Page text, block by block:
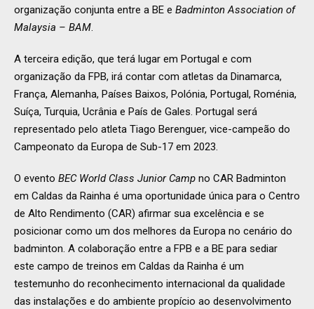
organização conjunta entre a BE e Badminton Association of
Malaysia – BAM.
A terceira edição, que terá lugar em Portugal e com
organização da FPB, irá contar com atletas da Dinamarca,
França, Alemanha, Países Baixos, Polónia, Portugal, Roménia,
Suíça, Turquia, Ucrânia e País de Gales. Portugal será
representado pelo atleta Tiago Berenguer, vice-campeão do
Campeonato da Europa de Sub-17 em 2023.
O evento BEC World Class Junior Camp no CAR Badminton
em Caldas da Rainha é uma oportunidade única para o Centro
de Alto Rendimento (CAR) afirmar sua excelência e se
posicionar como um dos melhores da Europa no cenário do
badminton. A colaboração entre a FPB e a BE para sediar
este campo de treinos em Caldas da Rainha é um
testemunho do reconhecimento internacional da qualidade
das instalações e do ambiente propício ao desenvolvimento